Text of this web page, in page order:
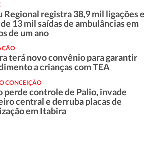
Regional registra 38,9 mil ligações e
13 mil saídas de ambulâncias em
de um ano
terá novo convênio para garantir
a crianças com TEA
CONCEIÇÃO
perde controle de Palio, invade
central e derruba placas de
em Itabira